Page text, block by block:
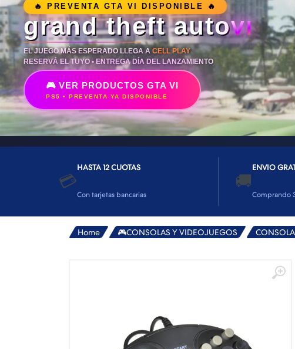
👕INDUMENTARIA🧢
👾COLECCIONABLES🧸
💻MUNDO PC GAMER💻
🔌CABLES Y ADAPTADORES🔌
🤓MUNDO PC OFICINA🤓
🫗GEEK HOME🍵
🔥 PREVENTA GTA VI DISPONIBLE 🔥
grand theft autoVI
EL JUEGO MÁS ESPERADO LLEGA ACELL PLAY
RESERVÁ EL TUYO • ENTREGA DÍA DEL LANZAMIENTO
🎮 VER PRODUCTOS GTA VI
PS5 • PREVENTA YA DISPONIBLE
💳
HASTA 12 CUOTAS
Con tarjetas bancarias
🚚
ENVIO
Comprando
Home 🎮CONSOLAS Y VIDEOJUEGOS